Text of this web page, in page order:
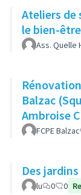
Ateliers de
le bien-
Ass. Quelle
Balzac
Ambroise
FCPE Balzac
Des
lu 0 0